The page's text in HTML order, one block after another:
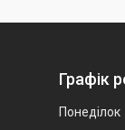
Графік
Понеділок